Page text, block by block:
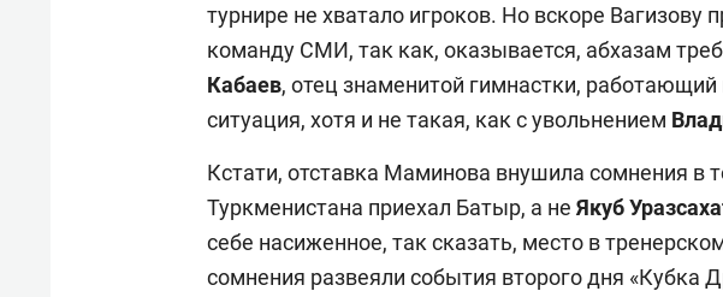
турнире не хватало игроков. Но вскоре Вагизову
команду СМИ, так как, оказывается, абхазам
Кабаев, отец знаменитой гимнастки,
ситуация, хотя и не такая, как с увольнением
Кстати, отставка Маминова внушила сомнения в
Туркменистана приехал Батыр, а не Якуб
себе насиженное, так сказать, место в
сомнения развеяли события второго дня «Кубка